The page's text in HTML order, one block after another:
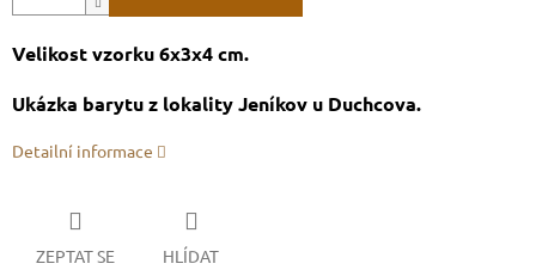
Velikost vzorku 6x3x4 cm.
Ukázka barytu z lokality Jeníkov u Duchcova.
Detailní informace
ZEPTAT SE HLÍDAT